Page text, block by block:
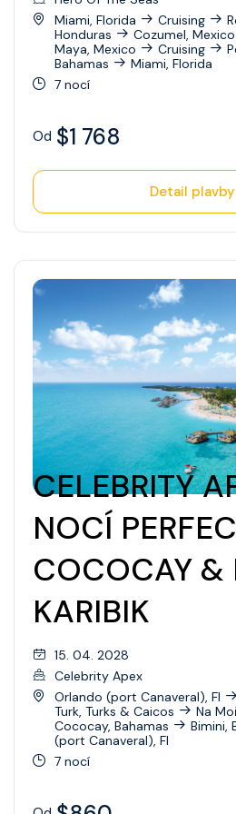
Ovation Of The Seas
Quantum Of The Seas
Rhapsody Of The Seas
Serenade Of The Seas
Spectrum Of The Seas
Symphony Of The Seas
Utopia Of The Seas
Vision Of The Seas
Voyager Of The Seas
Wonder Of The Seas
Celebrity Apex
Celebrity Ascent
Celebrity Beyond
Celebrity Boundless
Celebrity Compass
Celebrity Constellation
Celebrity Eclipse
Celebrity Edge
Celebrity Equinox
Miami, Florida
Cruising
Honduras
Cozumel, Mexico
Maya, Mexico
Cruising
Bahamas
Miami, Florida
7 nocí
Od $1 768
Detail plavby
CELEBRITY
NOCÍ
COCOCAY &
KARIBIK
15. 04. 2028
Celebrity Apex
Orlando (port Canaveral), Fl
Turk, Turks & Caicos
Na
Cococay, Bahamas
Bimini,
(port Canaveral), Fl
7 nocí